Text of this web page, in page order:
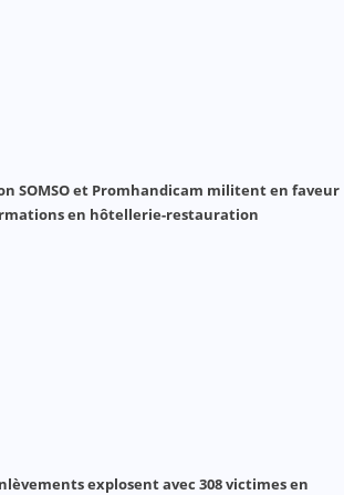
SOMSO et Promhandicam militent en faveur
en hôtellerie-restauration
explosent avec 308 victimes en